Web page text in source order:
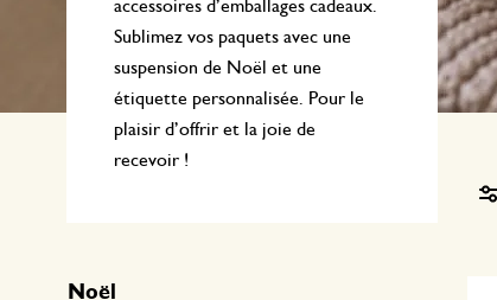
Linge de table
Accessoires pour le thé
Accessoires café
Paniers
Papeterie & loisirs
accessoires d’emballages cadeaux.
Sublimez vos paquets avec une
suspension de Noël et une
étiquette personnalisée. Pour le
plaisir d’offrir et la joie de
recevoir !
Noël